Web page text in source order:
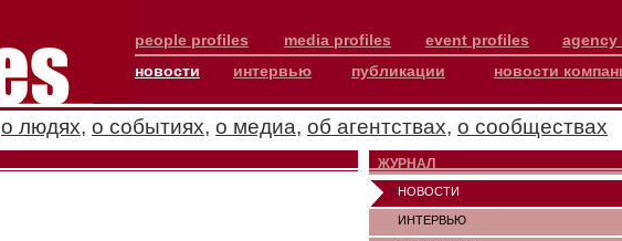
people profiles media profiles event profiles agency
новости
интервью публикации новости
о людях, о событиях, о медиа, об агентствах, о сообществах
ЖУРНАЛ
НОВОСТИ
ИНТЕРВЬЮ